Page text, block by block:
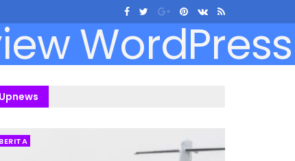
Upnews
BERITA